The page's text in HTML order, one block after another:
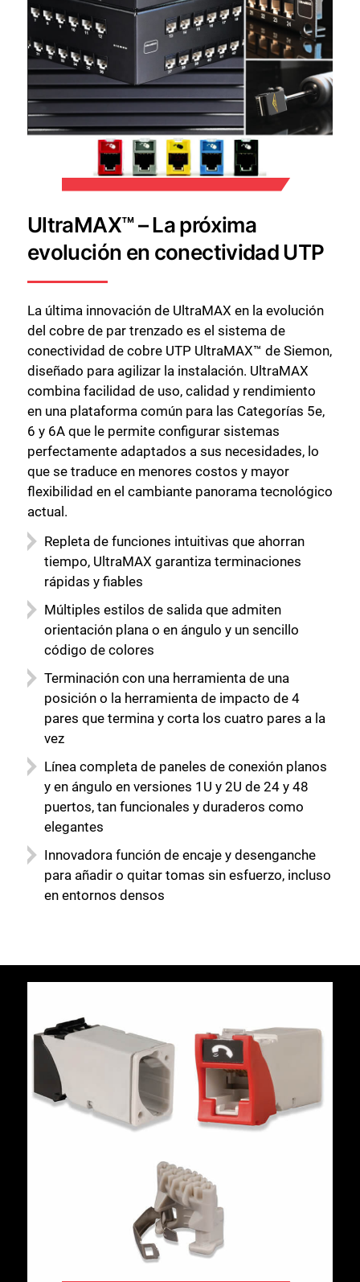
UltraMAX™ – La próxima
evolución en conectividad UTP
La última innovación de UltraMAX en la evolución
del cobre de par trenzado es el sistema de
conectividad de cobre UTP UltraMAX™ de Siemon,
diseñado para agilizar la instalación. UltraMAX
combina facilidad de uso, calidad y rendimiento
en una plataforma común para las Categorías 5e,
6 y 6A que le permite configurar sistemas
perfectamente adaptados a sus necesidades, lo
que se traduce en menores costos y mayor
flexibilidad en el cambiante panorama tecnológico
actual.
Repleta de funciones intuitivas que ahorran
tiempo, UltraMAX garantiza terminaciones
rápidas y fiables
Múltiples estilos de salida que admiten
orientación plana o en ángulo y un sencillo
código de colores
Terminación con una herramienta de una
posición o la herramienta de impacto de 4
pares que termina y corta los cuatro pares a la
vez
Línea completa de paneles de conexión planos
y en ángulo en versiones 1U y 2U de 24 y 48
puertos, tan funcionales y duraderos como
elegantes
Innovadora función de encaje y desenganche
para añadir o quitar tomas sin esfuerzo, incluso
en entornos densos